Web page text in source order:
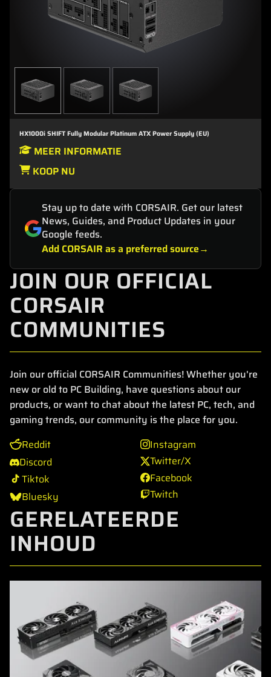
HX1000i SHIFT Fully Modular Platinum ATX Power Supply (EU)
MEER INFORMATIE
KOOP NU
Stay up to date with CORSAIR. Get our latest
News, Guides, and Product Updates in your
Google feeds.
Add CORSAIR as a preferred source
JOIN OUR OFFICIAL
CORSAIR
COMMUNITIES
Join our official CORSAIR Communities! Whether you're
new or old to PC Building, have questions about our
products, or want to chat about the latest PC, tech, and
gaming trends, our community is the place for you.
Reddit
Discord
Tiktok
Bluesky
Instagram
Twitter/X
Facebook
Twitch
GERELATEERDE
INHOUD